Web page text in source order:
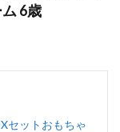
6歳
セットおもちゃ